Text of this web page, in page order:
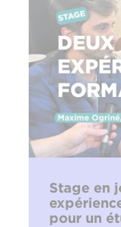
Stage en
pour un